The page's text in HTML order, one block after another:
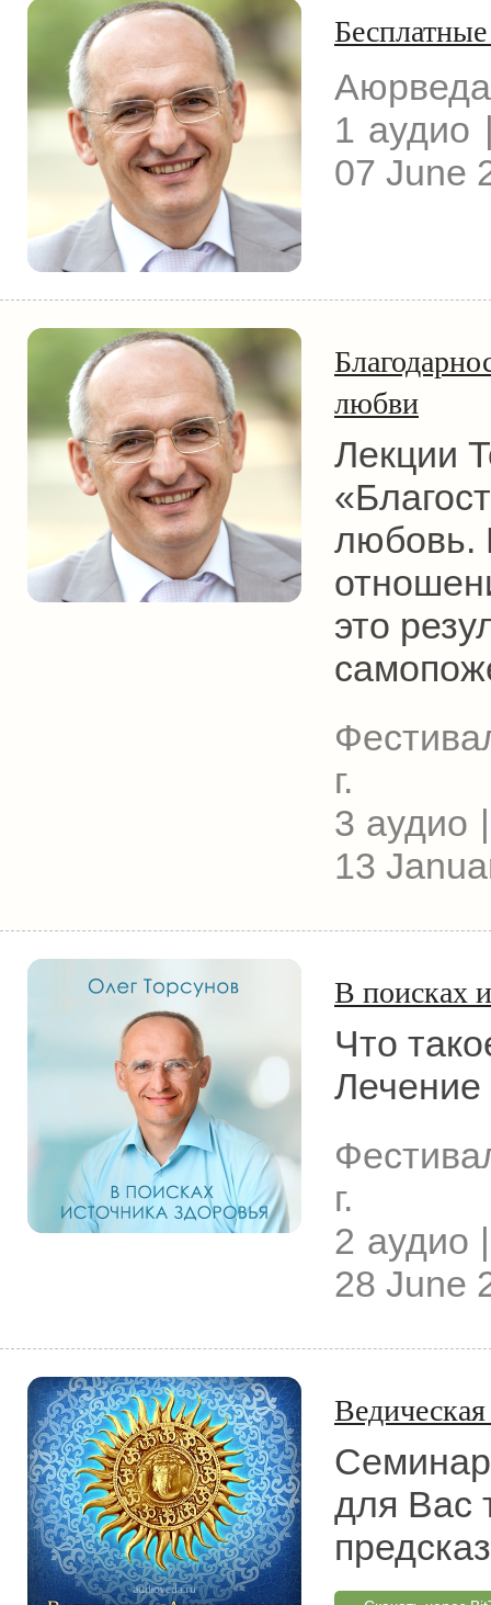
1 аудио
07 June
любви
Лекции
любовь.
это
г.
3 аудио
13
В поисках
Что
Лечение
г.
2 аудио
28 June
для Вас